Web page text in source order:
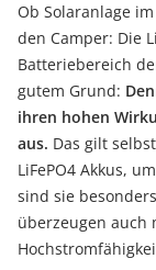
Ob Solaranlage
den Camper: Die
Batteriebereich
gutem Grund:
ihren hohen
aus. Das gilt
LiFePO4 Akkus,
sind sie
überzeugen auch